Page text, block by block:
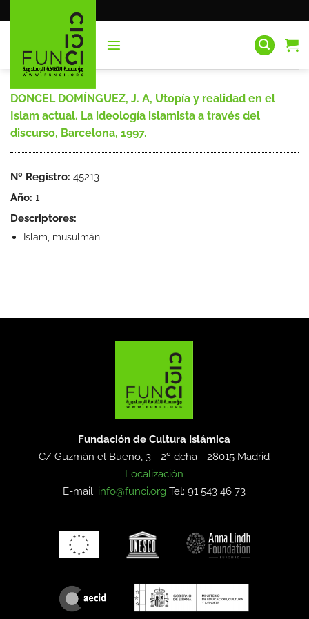
al
DONCEL DOMÍNGUEZ, J. A, Utopía y realidad en el
Islam actual. La ideología islamista a través del
discurso, Barcelona, 1997.
Nº Registro: 45213
Año: 1
Descriptores:
Islam, musulmán
Fundación de Cultura Islámica
C/ Guzmán el Bueno, 3 - 2º dcha -28015 Madrid
Localización
E-mail: info@funci.org Tel: 91 543 46 73